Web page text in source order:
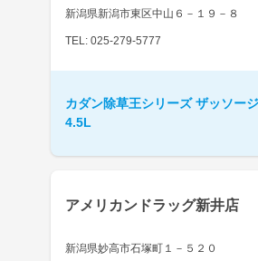
新潟県新潟市東区中山６－１９－８
TEL: 025-279-5777
カダン除草王シリーズ ザッソー
4.5L
アメリカンドラッグ新井店
新潟県妙高市石塚町１－５２０